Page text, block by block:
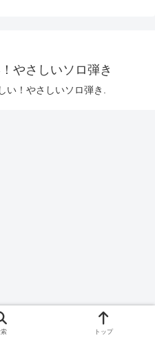
やさしいソロ弾き
！やさしいソロ弾き.
トップ